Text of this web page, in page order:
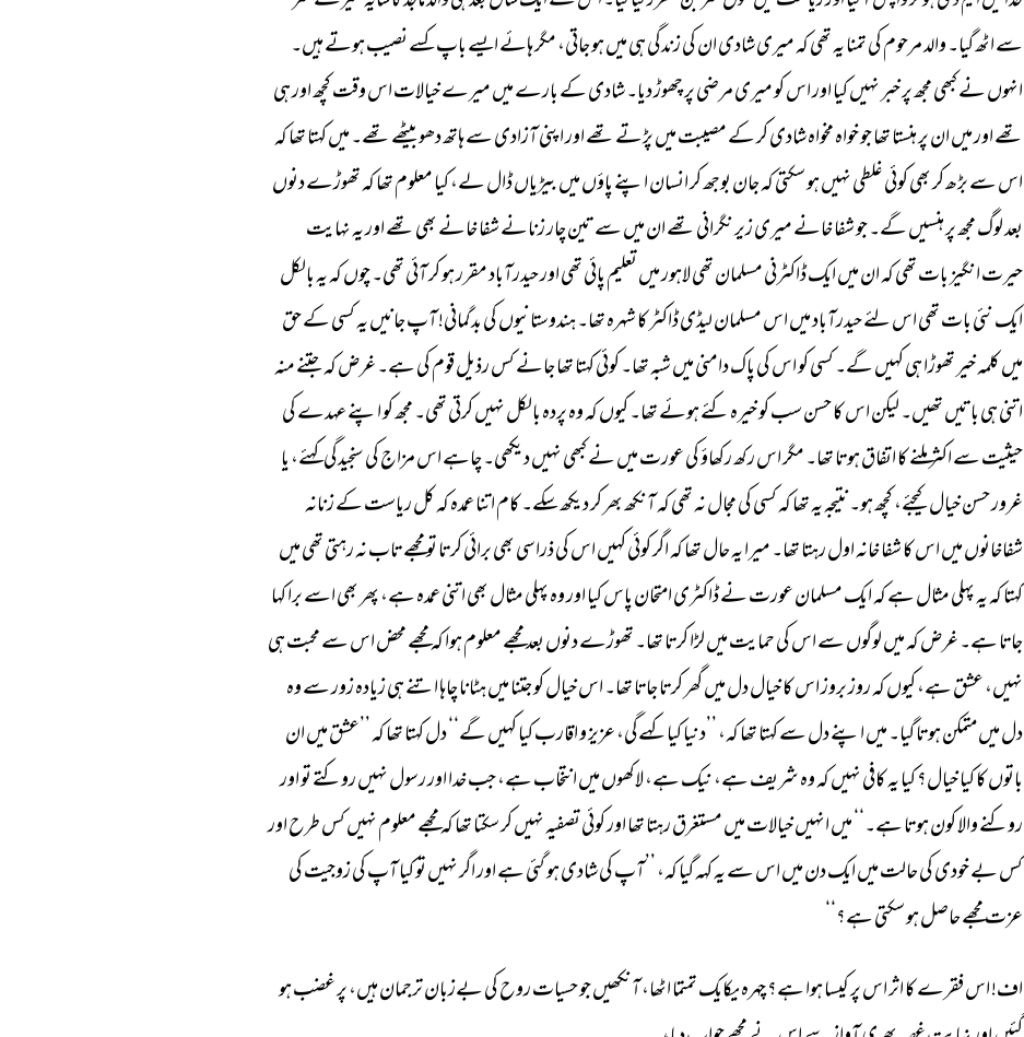
سے اٹھ گیا۔ والد مرحوم کی تمنا یہ تھی کہ میری شادی ان کی زندگی ہی میں ہو جاتی، مگر ہائے ایسے باپ کسے نصیب ہوتے ہیں۔
انہوں نے کبھی مجھ پر خبر نہیں کیا اور اس کو میری مرضی پر چھوڑ دیا۔ شادی کے بارے میں میرے خیالات اس وقت کچھ اور ہی
تھے اور میں ان پر ہنستا تھا جو خواہ مخواہ شادی کر کے مصیبت میں پڑتے تھے اور اپنی آزادی سے ہاتھ دھو بیٹھے تھے۔ میں کہتا تھا کہ
اس سے بڑھ کر بھی کوئی غلطی نہیں ہو سکتی کہ جان بوجھ کر انسان اپنے پاؤں میں بیڑیاں ڈال لے، کیا معلوم تھا کہ تھوڑے دنوں
بعد لوگ مجھ پر ہنسیں گے۔ جو شفا خانے میری زیر نگرانی تھے ان میں سے تین چار زنانے شفا خانے بھی تھے اور یہ نہایت
حیرت انگیز بات تھی کہ ان میں ایک ڈاکٹرنی مسلمان تھی لاہور میں تعلیم پائی تھی اور حیدرآباد مقرر ہو کر آئی تھی۔ چوں کہ یہ بالکل
ایک نئی بات تھی اس لئے حیدرآباد میں اس مسلمان لیڈی ڈاکٹر کا شہرہ تھا۔ ہندوستانیوں کی بدگمانی! آپ جانیں یہ کسی کے حق
میں کلمہ خیر تھوڑا ہی کہیں گے۔ کسی کو اس کی پاک دامنی میں شبہ تھا۔ کوئی کہتا تھا جانے کس رذیل قوم کی ہے۔ غرض کہ جتنے منہ
اتنی ہی باتیں تھیں۔ لیکن اس کا حسن سب کو خیرہ کئے ہوئے تھا۔ کیوں کہ وہ پردہ بالکل نہیں کرتی تھی۔ مجھ کو اپنے عہدے کی
حیثیت سے اکثر ملنے کا اتفاق ہوتا تھا۔ مگر اس رکھ رکھاؤ کی عورت میں نے کبھی نہیں دیکھی۔ چاہے اس مزاج کی سنجیدگی کہئے، یا
غرور حسن خیال کیجئے، کچھ ہو۔ نتیجہ یہ تھا کہ کسی کی مجال نہ تھی کہ آنکھ بھر کر دیکھ سکے۔ کام اتنا عمدہ کہ کل ریاست کے زنانہ
شفاخانوں میں اس کا شفا خانہ اول رہتا تھا۔ میرا یہ حال تھا کہ اگر کوئی کہیں اس کی ذراسی بھی برائی کرتا تو مجھے تاب نہ رہتی تھی میں
کہتا کہ یہ پہلی مثال ہے کہ ایک مسلمان عورت نے ڈاکٹری امتحان پاس کیا اور وہ پہلی مثال بھی اتنی عمدہ ہے، پھر بھی اسے برا کہا
جاتا ہے۔ غرض کہ میں لوگوں سے اس کی حمایت میں لڑا کرتا تھا۔ تھوڑے دنوں بعد مجھے معلوم ہوا کہ مجھے محض اس سے محبت ہی
نہیں، عشق ہے، کیوں کہ روز بروز اس کا خیال دل میں گھر کرتا جاتا تھا۔ اس خیال کو جتنا میں ہٹانا چاہا اتنے ہی زیادہ زور سے وہ
دل میں متمکن ہوتا گیا۔ میں اپنے دل سے کہتا تھا کہ، ’’دنیا کیا کہےگی، عزیز و اقارب کیا کہیں گے‘‘ دل کہتا تھا کہ ’’عشق میں ان
باتوں کا کیا خیال؟ کیا یہ کافی نہیں کہ وہ شریف ہے، نیک ہے، لاکھوں میں انتخاب ہے، جب خدا اور رسول نہیں روکتے تو اور
روکنے والا کون ہوتا ہے۔‘‘ میں انہیں خیالات میں مستغرق رہتا تھا اور کوئی تصفیہ نہیں کر سکتا تھا کہ مجھے معلوم نہیں کس طرح اور
کس بے خودی کی حالت میں ایک دن میں اس سے یہ کہہ گیا کہ، ’’آپ کی شادی ہو گئی ہے اور اگر نہیں تو کیا آپ کی زوجیت کی
عزت مجھے حاصل ہو سکتی ہے؟‘‘
اف! اس فقرے کا اثر اس پر کیسا ہوا ہے؟ چہرہ یکایک تمتما اٹھا، آنکھیں جو حسیات روح کی بےزبان ترجمان ہیں، پر غضب ہو